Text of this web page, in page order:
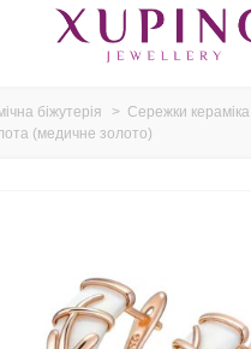
біжутерія > Сережки кераміка
(медичне золото)